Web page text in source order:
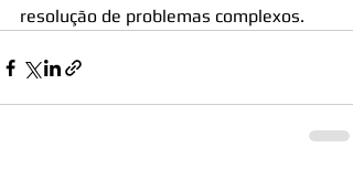
resolução de problemas complexos.